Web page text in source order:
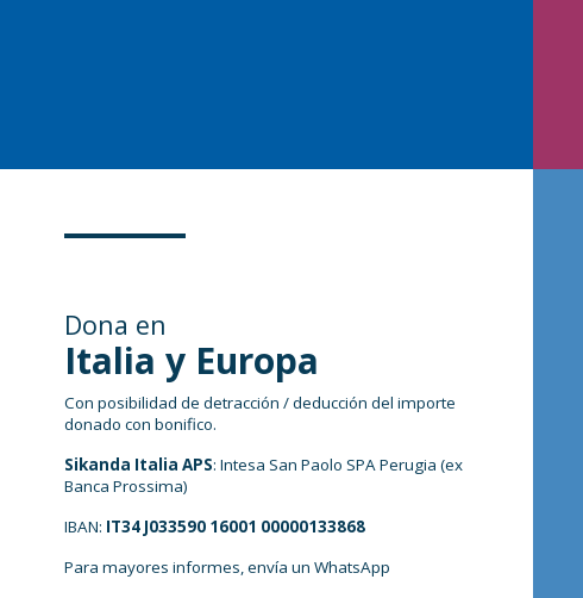
Dona en
Italia y Europa
Con posibilidad de detracción / deducción del importe
donado con bonifico.
Sikanda Italia APS: Intesa San Paolo SPA Perugia (ex
Banca Prossima)
IBAN: IT34 J033590 16001 00000133868
Para mayores informes, envía un WhatsApp